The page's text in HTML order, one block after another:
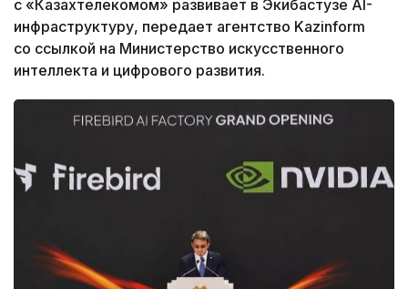
с «Казахтелекомом» развивает в Экибастузе AI-
инфраструктуру, передает агентство Kazinform
со ссылкой на Министерство искусственного
интеллекта и цифрового развития.